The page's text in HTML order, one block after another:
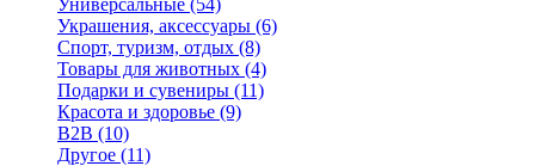
Универсальные (54)
Украшения, аксессуары (6)
Спорт, туризм, отдых (8)
Товары для животных (4)
Подарки и сувениры (11)
Красота и здоровье (9)
B2B (10)
Другое (11)